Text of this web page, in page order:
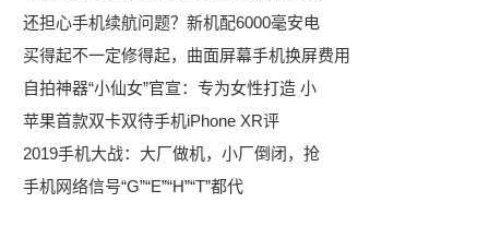
还担心手机续航问题？新机配6000毫安电
买得起不一定修得起，曲面屏幕手机换屏费用
自拍神器“小仙女”官宣：专为女性打造 小
苹果首款双卡双待手机iPhone XR评
2019手机大战：大厂做机，小厂倒闭，抢
手机网络信号“G”“E”“H”“T”都代